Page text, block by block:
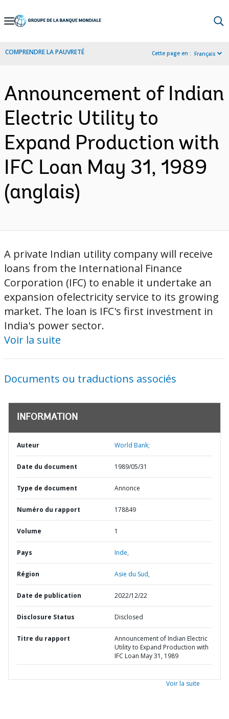
Skip
Navigation
COMPRENDRE LA PAUVRETÉ Cette page en : Français
Announcement of Indian
Electric Utility to
Expand Production with
IFC Loan May 31, 1989
(anglais)
A private Indian utility company will receive
loans from the International Finance
Corporation (IFC) to enable it undertake an
expansion ofelectricity service to its growing
market. The loan is IFC's first investment in
India's power sector.
Voir la suite
Documents ou traductions associés
INFORMATION
Auteur World Bank;
Date du document 1989/05/31
Type de document Annonce
Numéro du rapport 178849
Volume 1
Pays Inde,
Région Asie du Sud,
Date de publication 2022/12/22
Disclosure Status Disclosed
Titre du rapport
Announcement of Indian Electric
Utility to Expand Production with
IFC Loan May 31, 1989
Voir la suite